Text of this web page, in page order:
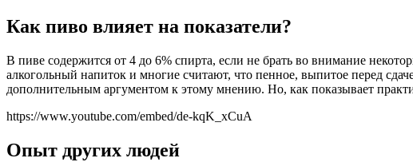
Как пиво влияет на показатели?
В пиве содержится от 4 до 6% спирта, если не брать во внимание
алкогольный напиток и многие считают, что пенное, выпитое перед
дополнительным аргументом к этому мнению. Но, как показывает
https://www.youtube.com/embed/de-kqK_xCuA
Опыт других людей